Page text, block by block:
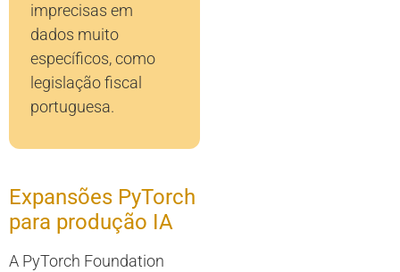
imprecisas em
dados muito
específicos, como
legislação fiscal
portuguesa.
Expansões PyTorch
para produção IA
A PyTorch Foundation